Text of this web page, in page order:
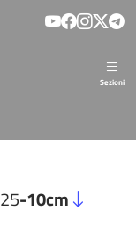
Sezioni
-10cm